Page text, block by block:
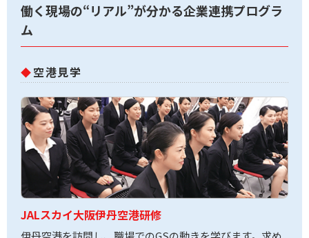
働く現場の“リアル”が分かる企業連携プログラ
ム
空港見学
JALスカイ大阪伊丹空港研修